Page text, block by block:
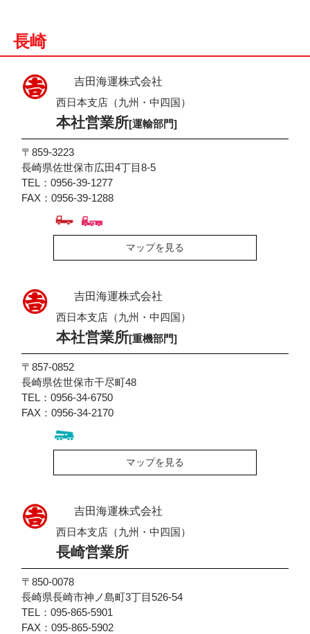
長崎
吉田海運株式会社
西日本支店（九州・中四国）
本社営業所[運輸部門]
〒859-3223
長崎県佐世保市広田4丁目8-5
TEL：0956-39-1277
FAX：0956-39-1288
マップを見る
吉田海運株式会社
西日本支店（九州・中四国）
本社営業所[重機部門]
〒857-0852
長崎県佐世保市干尽町48
TEL：0956-34-6750
FAX：0956-34-2170
マップを見る
吉田海運株式会社
西日本支店（九州・中四国）
長崎営業所
〒850-0078
長崎県長崎市神ノ島町3丁目526-54
TEL：095-865-5901
FAX：095-865-5902